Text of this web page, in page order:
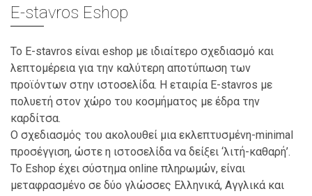
E-stavros Eshop
Το E-stavros είναι eshop με ιδιαίτερο σχεδιασμό και
λεπτομέρεια για την καλύτερη αποτύπωση των
προϊόντων στην ιστοσελίδα. Η εταιρία E-stavros με
πολυετή στον χώρο του κοσμήματος με έδρα την
καρδίτσα.
Ο σχεδιασμός του ακολουθεί μια εκλεπτυσμένη-minimal
προσέγγιση, ώστε η ιστοσελίδα να δείξει ‘λιτή-καθαρή’.
Το Eshop έχει σύστημα online πληρωμών, είναι
μεταφρασμένο σε δύο γλώσσες Ελληνικά, Αγγλικά και